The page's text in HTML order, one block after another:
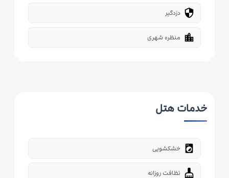
security دزدگیر
location_city منظره شهری
خدمات هتل
local_laundry_service خشکشویی
cleaning_services نظافت روزانه